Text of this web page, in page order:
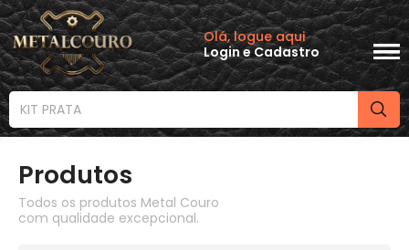
Olá, logue aqui
LogineCadastro
Produtos
Todos os produtos Metal Couro
com qualidade excepcional.